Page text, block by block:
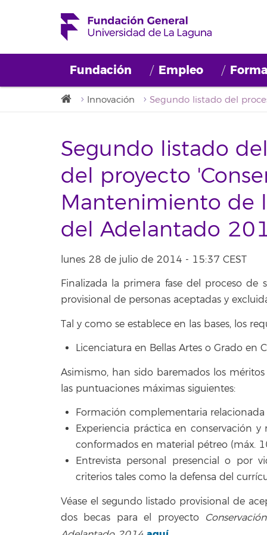
Fundación Empleo
Innovación
Segundo listado
del proyecto
Mantenimiento de
del Adelantado
lunes 28 de julio de 2014 - 15:37 CEST
Finalizada la primera fase del proceso de
provisional de personas aceptadas y
Tal y como se establece en las bases, los
Licenciatura en Bellas Artes o Grado en
Asimismo, han sido baremados los
las puntuaciones máximas siguientes:
Formación complementaria
Experiencia práctica en conservación
conformados en material pétreo (máx.
Entrevista personal presencial o por
criterios tales como la defensa del
Véase el segundo listado provisional de
dos becas para el proyecto